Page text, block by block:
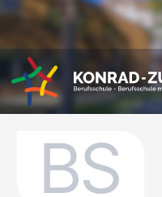
BS